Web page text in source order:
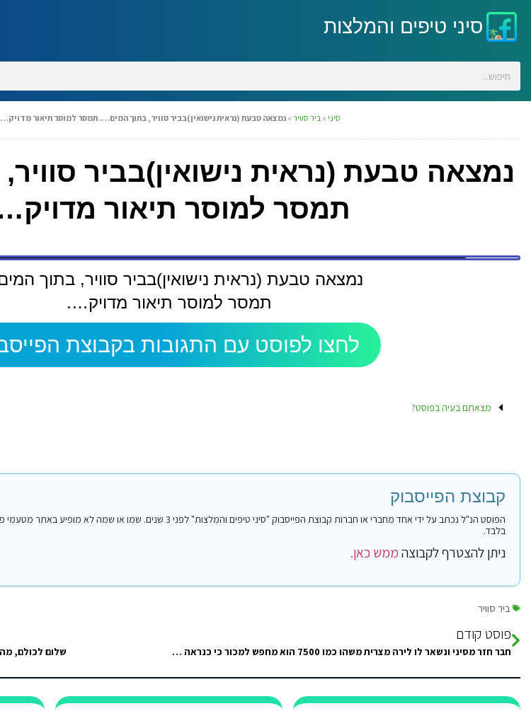
סיני טיפים והמלצות
סיני »ביר סוויר »נמצאה טבעת (נראית נישואין)בביר סוויר, בתוך המים…. תמסר למוסר תיאור
נמצאה טבעת (נראית נישואין)בביר
תמסר למוסר תיאור
נמצאה טבעת (נראית נישואין)בביר סוויר, בתוך
תמסר למוסר תיאור מדויק….
לחצו לפוסט עם התגובות בקבוצת
מצאתם בעיה בפוסט?
קבוצת הפייסבוק
הפוסט הנ"ל נכתב על ידי אחד מחברי או חברות קבוצת הפייסבוק "סיני טיפים והמלצות"
בלבד.
ניתן להצטרף לקבוצהממש כאן.
ביר סוויר
פוסט קודם
חבר חזר מסיני ונשאר לו לירה מצרית משהו כמו 7500 הוא מחפש למכור כי כנראה הוא לא יחזור לסיני אם שלום לכולם,